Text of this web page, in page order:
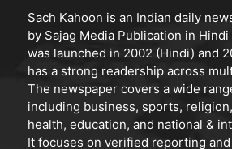
Sach Kahoon is an Indian daily
by Sajag Media Publication in
was launched in 2002 (Hindi) and
has a strong readership across
The newspaper covers a wide
including business, sports,
health, education, and national &
It focuses on verified reporting